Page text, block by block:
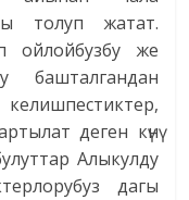
толуп жатат.
ойлойбузбу же
башталгандан
деген күнү
Алыкулду
дагы